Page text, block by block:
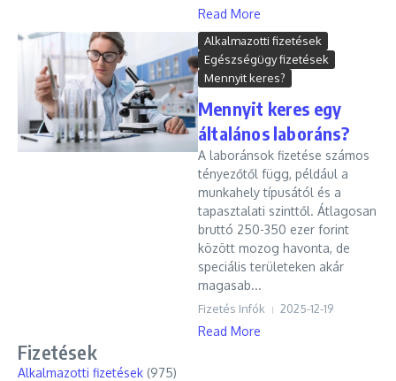
Read More
Alkalmazotti fizetések
Egészségügy fizetések
Mennyit keres?
Mennyit keres egy
általános laboráns?
A laboránsok fizetése számos
tényezőtől függ, például a
munkahely típusától és a
tapasztalati szinttől. Átlagosan
bruttó 250-350 ezer forint
között mozog havonta, de
speciális területeken akár
magasab...
Fizetés Infók 2025-12-19
Read More
Fizetések
Alkalmazotti fizetések (975)